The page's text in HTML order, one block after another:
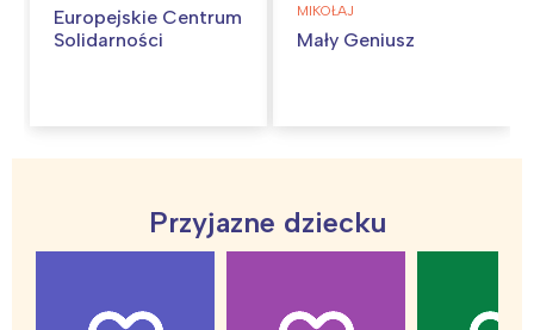
Europejskie Centrum
Solidarności
MIKOŁAJ
Mały Geniusz
Przyjazne dziecku
Interesują mnie wydarzenia z